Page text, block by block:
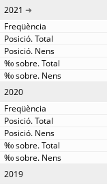
2021
2020
2019